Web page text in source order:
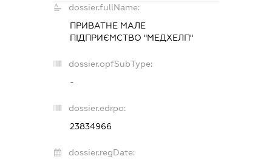
dossier.fullName:
ПРИВАТНЕ МАЛЕ
ПІДПРИЄМСТВО "МЕДХЕЛП"
dossier.opfSubType:
-
dossier.edrpo:
23834966
dossier.regDate: